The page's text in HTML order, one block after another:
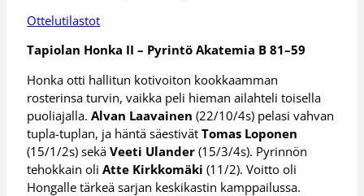
Ottelutilastot
Tapiolan Honka II – Pyrintö Akatemia B 81–59
Honka otti hallitun kotivoiton kookkaamman
rosterinsa turvin, vaikka peli hieman ailahteli toisella
puoliajalla.Alvan Laavainen (22/10/4s) pelasi vahvan
tupla-tuplan, ja häntä säestivätTomas Loponen
(15/1/2s) sekäVeeti Ulander (15/3/4s). Pyrinnön
tehokkain oliAtte Kirkkomäki (11/2). Voitto oli
Hongalle tärkeä sarjan keskikastin kamppailussa.